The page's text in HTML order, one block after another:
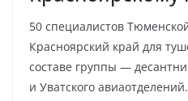
50 специалистов
Красноярский край для
составе группы —
и Уватского